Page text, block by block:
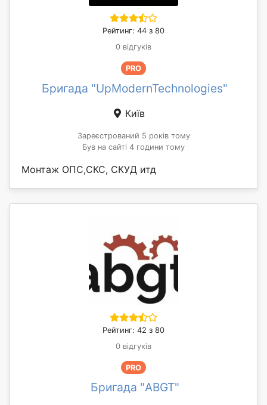
Рейтинг: 44 з 80
0 відгуків
PRO
Бригада "UpModernTechnologies"
Київ
Зареєстрований 5 років тому
Був на сайті 4 години тому
Монтаж ОПС,СКС, СКУД итд
Рейтинг: 42 з 80
0 відгуків
PRO
Бригада "ABGT"